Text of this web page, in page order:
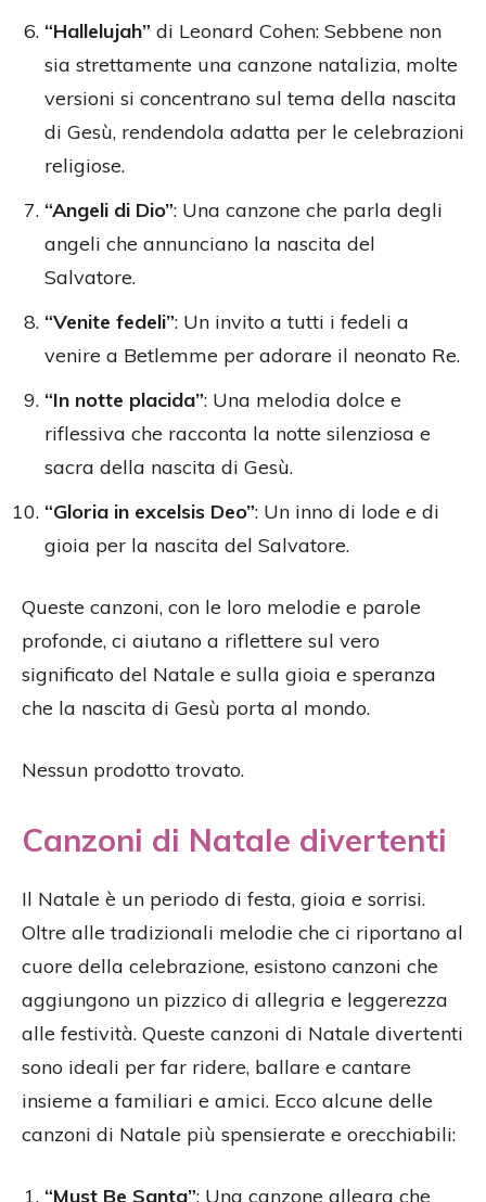
“Hallelujah” di Leonard Cohen: Sebbene non
sia strettamente una canzone natalizia, molte
versioni si concentrano sul tema della nascita
di Gesù, rendendola adatta per le celebrazioni
religiose.
“Angeli di Dio”: Una canzone che parla degli
angeli che annunciano la nascita del
Salvatore.
“Venite fedeli”: Un invito a tutti i fedeli a
venire a Betlemme per adorare il neonato Re.
“In notte placida”: Una melodia dolce e
riflessiva che racconta la notte silenziosa e
sacra della nascita di Gesù.
“Gloria in excelsis Deo”: Un inno di lode e di
gioia per la nascita del Salvatore.
Queste canzoni, con le loro melodie e parole
profonde, ci aiutano a riflettere sul vero
significato del Natale e sulla gioia e speranza
che la nascita di Gesù porta al mondo.
Nessun prodotto trovato.
Canzoni di Natale divertenti
Il Natale è un periodo di festa, gioia e sorrisi.
Oltre alle tradizionali melodie che ci riportano al
cuore della celebrazione, esistono canzoni che
aggiungono un pizzico di allegria e leggerezza
alle festività. Queste canzoni di Natale divertenti
sono ideali per far ridere, ballare e cantare
insieme a familiari e amici. Ecco alcune delle
canzoni di Natale più spensierate e orecchiabili:
“Must Be Santa”: Una canzone allegra che